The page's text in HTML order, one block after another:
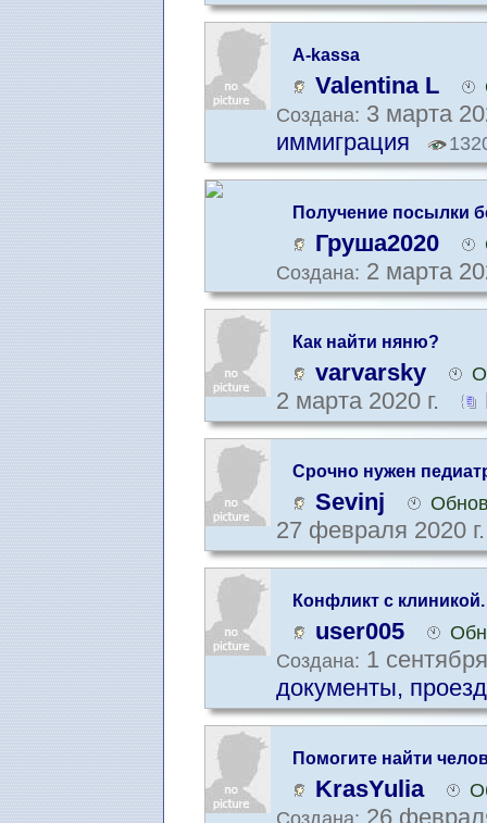
A-kassa
Valentina L
Создана: 3 марта
иммиграция
Получение посылки
Груша2020
Создана: 2 марта
Как найти няню?
varvarsky
2 марта 2020 г.
Срочно нужен
Sevinj
27 февраля 2020
Конфликт с
компанией
user005
Создана: 1
документы,
Помогите найти
KrasYulia
26